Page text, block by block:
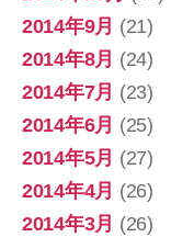
2014年9月 (21)
2014年8月 (24)
2014年7月 (23)
2014年6月 (25)
2014年5月 (27)
2014年4月 (26)
2014年3月 (26)